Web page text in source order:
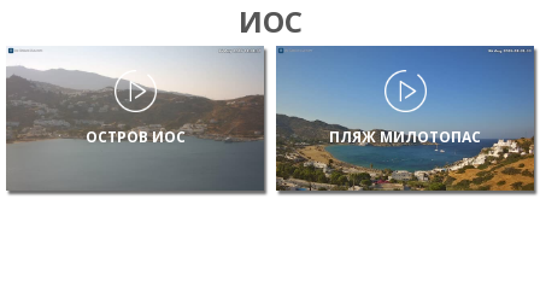
ИОС
ОСТРОВ ИОС ПЛЯЖ МИЛОТОПАС